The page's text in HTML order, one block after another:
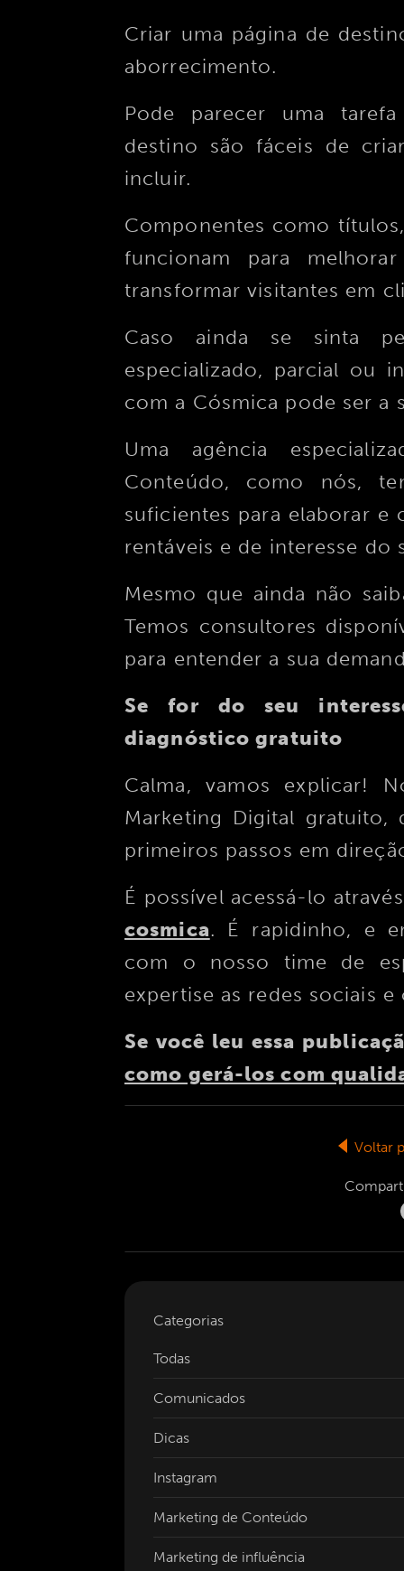
Criar uma página de
aborrecimento.
Pode parecer uma
destino são fáceis de
incluir.
Componentes como
funcionam para
transformar visitantes em
Caso ainda se sinta
especializado, parcial ou
com a Cósmica pode ser a
Uma agência
Conteúdo, como nós,
suficientes para elaborar e
rentáveis e de interesse do
Mesmo que ainda não
Temos consultores
para entender a sua
Se for do seu
diagnóstico gratuito
Calma, vamos explicar!
Marketing Digital
primeiros passos em
É possível acessá-lo
cosmica. É rapidinho, e
com o nosso time de
expertise as redes sociais
Se você leu essa
como gerá-los com
Voltar
Categorias
Todas
Comunicados
Dicas
Instagram
Marketing de Conteúdo
Marketing de influência